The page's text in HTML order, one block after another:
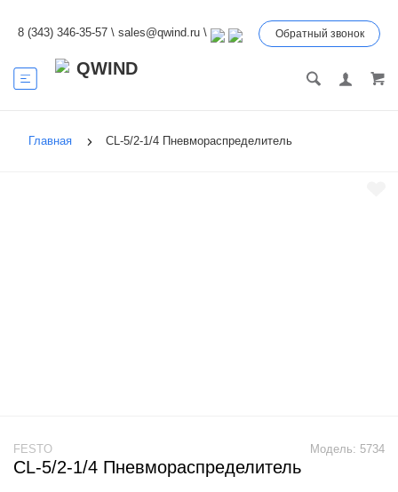
8 (343) 346-35-57 \ sales@qwind.ru \ Обратный звонок
Главная CL-5/2-1/4 Пневмораспределитель
Модель: 5734
FESTO
CL-5/2-1/4 Пневмораспределитель